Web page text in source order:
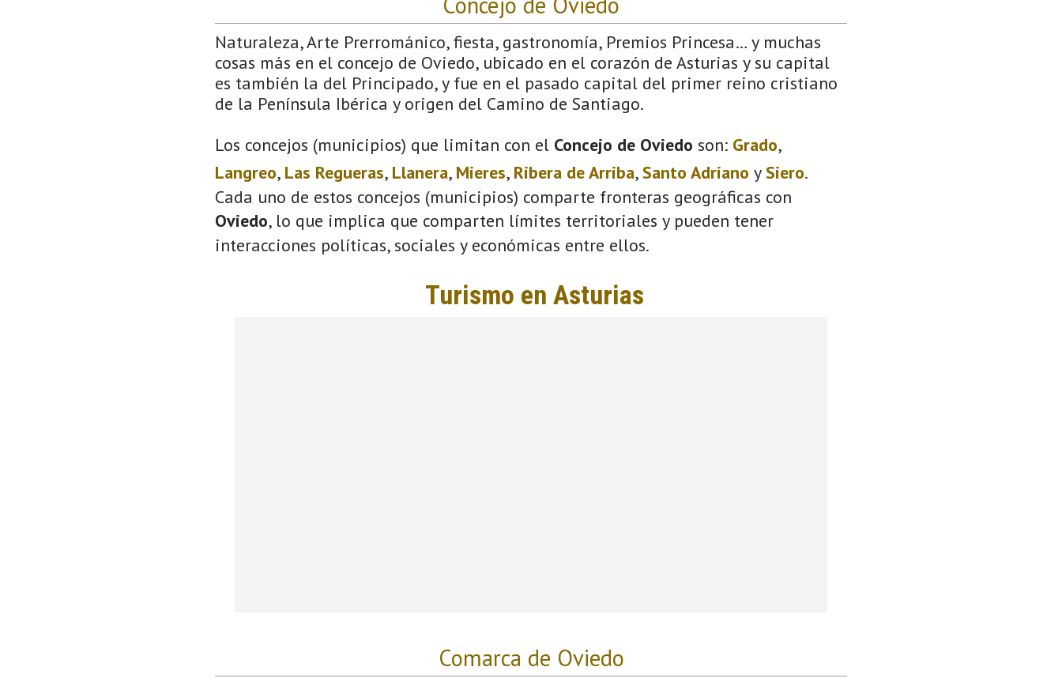
Naturaleza, Arte Prerrománico, fiesta, gastronomía, Premios Princesa… y muchas
cosas más en el concejo de Oviedo, ubicado en el corazón de Asturias y su capital
es también la del Principado, y fue en el pasado capital del primer reino cristiano
de la Península Ibérica y origen del Camino de Santiago.
Los concejos (municipios) que limitan con el Concejo de Oviedo son: Grado,
Langreo, Las Regueras, Llanera, Mieres, Ribera de Arriba,Santo Adriano ySiero.
Cada uno de estos concejos (municipios) comparte fronteras geográficas con
Oviedo, lo que implica que comparten límites territoriales y pueden tener
interacciones políticas, sociales y económicas entre ellos.
Comarca de Oviedo